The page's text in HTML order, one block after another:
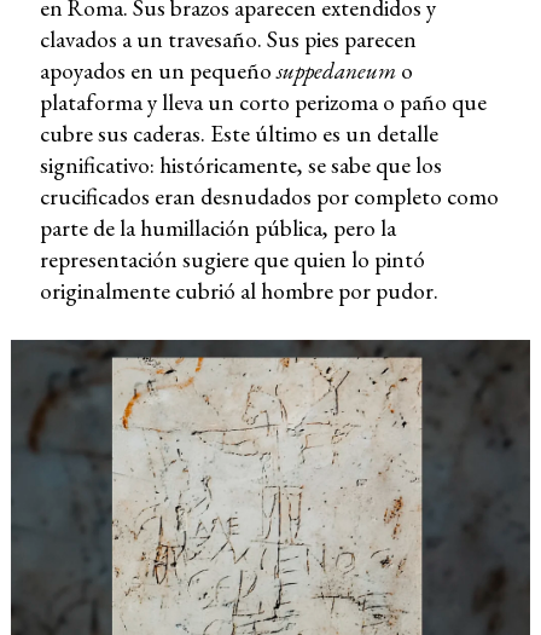
en Roma. Sus brazos aparecen extendidos y
clavados a un travesaño. Sus pies parecen
apoyados en un pequeñosuppedaneumo
plataforma y lleva un corto perizoma o paño que
cubre sus caderas. Este último es un detalle
significativo: históricamente, se sabe que los
crucificados eran desnudados por completo como
parte de la humillación pública, pero la
representación sugiere que quien lo pintó
originalmente cubrió al hombre por pudor.